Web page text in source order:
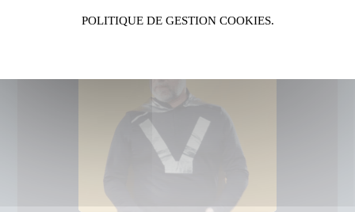
POLITIQUE DE GESTION COOKIES.